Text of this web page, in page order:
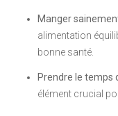
Manger
alimentation
bonne santé.
Prendre le temps
élément crucial